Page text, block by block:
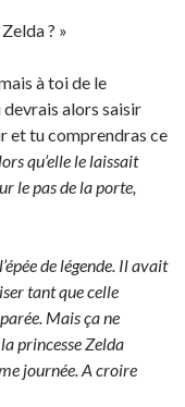
? »
à toi de le
devrais alors saisir
et tu comprendras ce
qu’elle le laissait
le pas de la porte,
de légende. Il avait
tant que celle
Mais ça ne
princesse Zelda
journée. A croire